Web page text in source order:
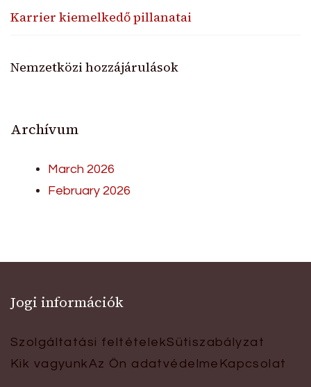
Karrier kiemelkedő pillanatai
Nemzetközi hozzájárulások
Archívum
March 2026
February 2026
Jogi információk
Szolgáltatási feltételekSütiszabályzat
Kik vagyunk Az Ön adatvédelme Kapcsolat